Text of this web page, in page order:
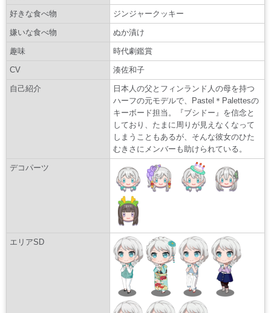
好きな食べ物 ジンジャークッキー
嫌いな食べ物 ぬか漬け
趣味 時代劇鑑賞
CV 湊佐和子
自己紹介
日本人の父とフィンランド人の母を持つ
ハーフの元モデルで、Pastel＊Palettesの
キーボード担当。『ブシドー』を信念と
しており、たまに周りが見えなくなって
しまうこともあるが、そんな彼女のひた
むきさにメンバーも助けられている。
デコパーツ
エリアSD